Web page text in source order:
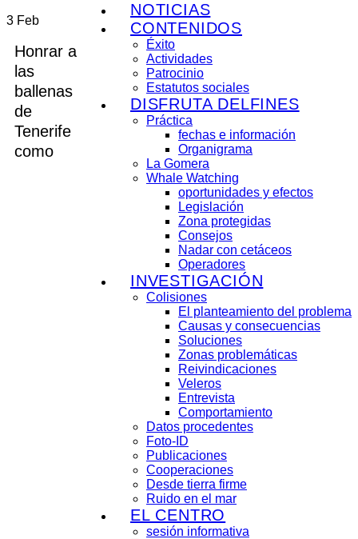
NOTICIAS
CONTENIDOS
Éxito
Actividades
Patrocinio
Estatutos sociales
DISFRUTA DELFINES
Práctica
fechas e información
Organigrama
La Gomera
Whale Watching
oportunidades y efectos
Legislación
Zona protegidas
Consejos
Nadar con cetáceos
Operadores
INVESTIGACIÓN
Colisiones
El planteamiento del problema
Causas y consecuencias
Soluciones
Zonas problemáticas
Reivindicaciones
Veleros
Entrevista
Comportamiento
Datos procedentes
Foto-ID
Publicaciones
Cooperaciones
Desde tierra firme
Ruido en el mar
EL CENTRO
sesión informativa
3 Feb
Honrar a
las
ballenas
de
Tenerife
como